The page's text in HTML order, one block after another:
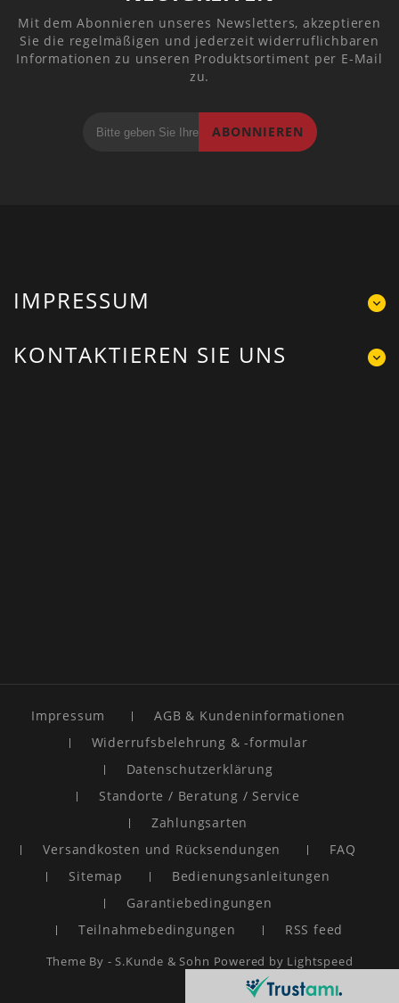
Mit dem Abonnieren unseres Newsletters, akzeptieren
Sie die regelmäßigen und jederzeit widerruflichbaren
Informationen zu unseren Produktsortiment per E-Mail
zu.
ABONNIEREN
IMPRESSUM
KONTAKTIEREN SIE UNS
Impressum
AGB & Kundeninformationen
Widerrufsbelehrung & -formular
Datenschutzerklärung
Standorte / Beratung / Service
Zahlungsarten
Versandkosten und Rücksendungen
FAQ
Sitemap
Bedienungsanleitungen
Garantiebedingungen
Teilnahmebedingungen
RSS feed
Theme By -S.Kunde & Sohn Powered by Lightspeed